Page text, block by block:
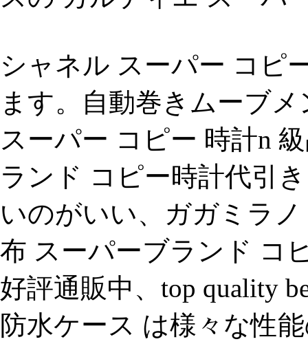
シャネル スーパー コピ
ます。自動巻きムーブ
スーパー コピー 時計n
ランド コピー時計代引
いのがいい、ガガミラノ
布 スーパーブランド コ
好評通販中、top quality
防水ケース は様々な性